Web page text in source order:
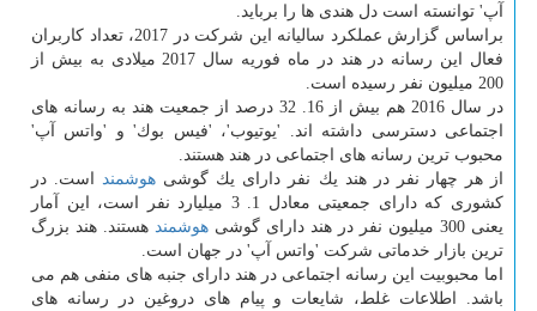
آپ' توانسته است دل هندی ها را برباید.
براساس گزارش عملكرد سالیانه این شركت در 2017، تعداد كاربران
فعال این رسانه در هند در ماه فوریه سال 2017 میلادی به بیش از
200 میلیون نفر رسیده است.
در سال 2016 هم بیش از 16. 32 درصد از جمعیت هند به رسانه های
اجتماعی دسترسی داشته اند. 'یوتیوب'، 'فیس بوك' و 'واتس آپ'
محبوب ترین رسانه های اجتماعی در هند هستند.
از هر چهار نفر در هند یك نفر دارای یك گوشی هوشمند است. در
كشوری كه دارای جمعیتی معادل 1. 3 میلیارد نفر است، این آمار
یعنی 300 میلیون نفر در هند دارای گوشی
هوشمند هستند. هند بزرگ
ترین بازار خدماتی شركت 'واتس آپ' در جهان است.
اما محبوبیت این رسانه اجتماعی در هند دارای جنبه های منفی هم می
باشد. اطلاعات غلط، شایعات و پیام های دروغین در رسانه های